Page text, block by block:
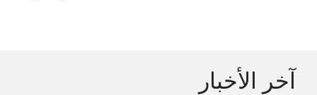
آخر الأخبار